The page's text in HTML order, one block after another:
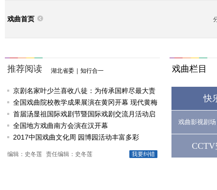
戏曲首页
推荐阅读 湖北省委 知行合一
京剧名家叶少兰喜收八徒：为传承国粹尽最大责
任
全国戏曲院校教学成果展演在黄冈开幕 现代黄梅
戏《槐花谣》倾情..
首届汤显祖国际戏剧节暨国际戏剧交流月活动启
动
全国地方戏曲南方会演在汉开幕
2017中国戏曲文化周 园博园活动丰富多彩
我要纠错
编辑：史冬莲 责任编辑：史冬莲
戏曲栏目
快
戏曲影视剧场